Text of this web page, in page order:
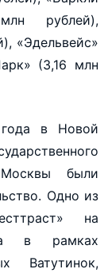
рублей),
«Эдельвейс»
(3,16 млн
в Новой
Москвы были
Одно из
на
в рамках
Ватутинок,